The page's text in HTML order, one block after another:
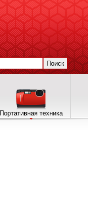
Поиск
Портативная техника